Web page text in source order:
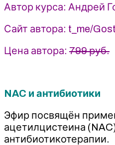
Автор курса: Андрей
Сайт автора: t_me/
Цена автора: 799 руб.
NAC и антибиотики
Эфир посвящён
ацетилцистеина
антибиотикотерапии.